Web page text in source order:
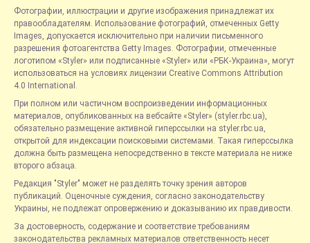
Фотографии, иллюстрации и другие изображения принадлежат их
правообладателям. Использование фотографий, отмеченных Getty
Images, допускается исключительно при наличии письменного
разрешения фотоагентства Getty Images. Фотографии, отмеченные
логотипом «Styler» или подписанные «Styler» или «РБК-Украина», могут
использоваться на условиях лицензии Creative Commons Attribution
4.0 International.
При полном или частичном воспроизведении информационных
материалов, опубликованных на вебсайте «Styler» (styler.rbc.ua),
обязательно размещение активной гиперссылки на styler.rbc.ua,
открытой для индексации поисковыми системами. Такая гиперссылка
должна быть размещена непосредственно в тексте материала не ниже
второго абзаца.
Редакция "Styler" может не разделять точку зрения авторов
публикаций. Оценочные суждения, согласно законодательству
Украины, не подлежат опровержению и доказыванию их правдивости.
За достоверность, содержание и соответствие требованиям
законодательства рекламных материалов ответственность несет